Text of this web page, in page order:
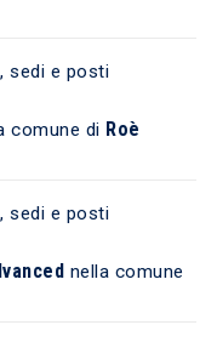
sedi e posti
comune di Roè
sedi e posti
nella comune